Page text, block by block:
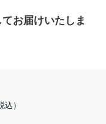
お届けいたしま